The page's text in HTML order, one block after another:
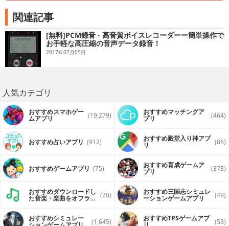
関連記事
[無料]PCM録音 - 高音質ボイスレコーダーー簡単操作で
お手軽な高圧縮の音声データ録音！
2017年07月05日
人気カテゴリ
おすすめスマホゲー
ムアプリ (19,279) おすすめマッチングア
プリ (464)
おすすめ占いアプリ (912) おすすめ殿堂入り神アプ
リ (86)
おすすめゲームアプリ (75) おすすめ育成ゲームア
プリ (373)
おすすめダウンロードし
た音楽・楽曲をオフライ (20) おすすめ三国志シミュレ
ーションゲームアプリ (49)
おすすめシミュレー (1,645) おすすめTPSゲームアプ (53)